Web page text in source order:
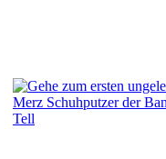
Merz Schuhputzer der
Tell